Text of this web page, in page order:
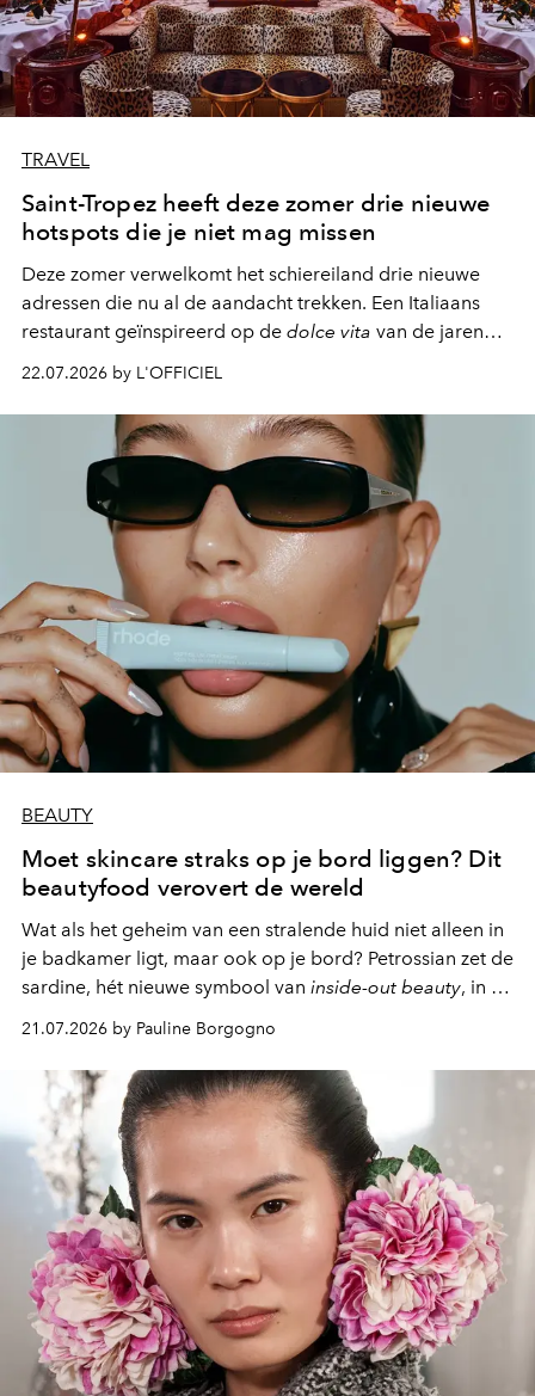
TRAVEL
Saint-Tropez heeft deze zomer drie nieuwe
hotspots die je niet mag missen
Deze zomer verwelkomt het schiereiland drie nieuwe
adressen die nu al de aandacht trekken. Een Italiaans
restaurant geïnspireerd op de dolce vita van de jaren
zestig, een Japanse hotspot die na zonsondergang
verandert in een bruisende ontmoetingsplek en de
legendarische Parijse club Raspoutine die eindelijk
neerstrijkt in Saint-Tropez. Dit zijn de nieuwe adressen
die deze zomer de toon zetten, van lange lunches tot
zwoele nachten.
22.07.2026 by L'OFFICIEL
BEAUTY
Moet skincare straks op je bord liggen? Dit
beautyfood verovert de wereld
Wat als het geheim van een stralende huid niet alleen in
je badkamer ligt, maar ook op je bord? Petrossian zet de
sardine, hét nieuwe symbool van inside-out beauty, in de
kijker met twee gastronomische creaties.
21.07.2026 by Pauline Borgogno